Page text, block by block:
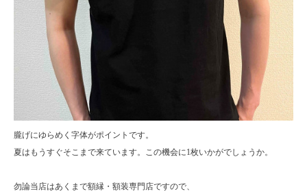
朧げにゆらめく字体がポイントです。
夏はもうすぐそこまで来ています。この機会に1枚いかがでしょうか。
勿論当店はあくまで額縁・額装専門店ですので、